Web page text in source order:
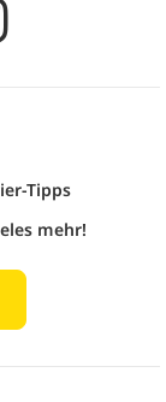
Tipps
mehr!